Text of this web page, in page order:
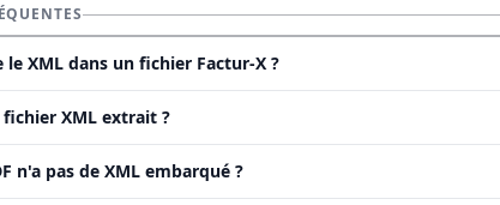
le XML dans un fichier Factur-X ?
XML extrait ?
n'a pas de XML embarqué ?